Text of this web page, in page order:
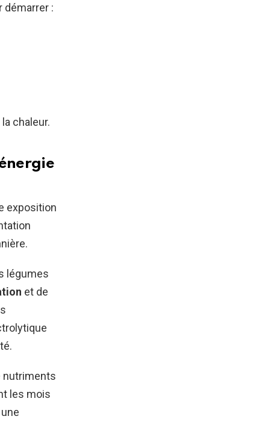
démarrer :
chaleur.
exposition
légumes
et de
nutriments
les mois